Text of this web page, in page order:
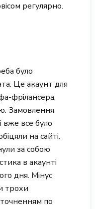
регулярно.
було
Це акаунт для
фрілансера,
Замовлення
вже все було
на сайті.
за собою
в акаунті
дня. Мінус
трохи
по